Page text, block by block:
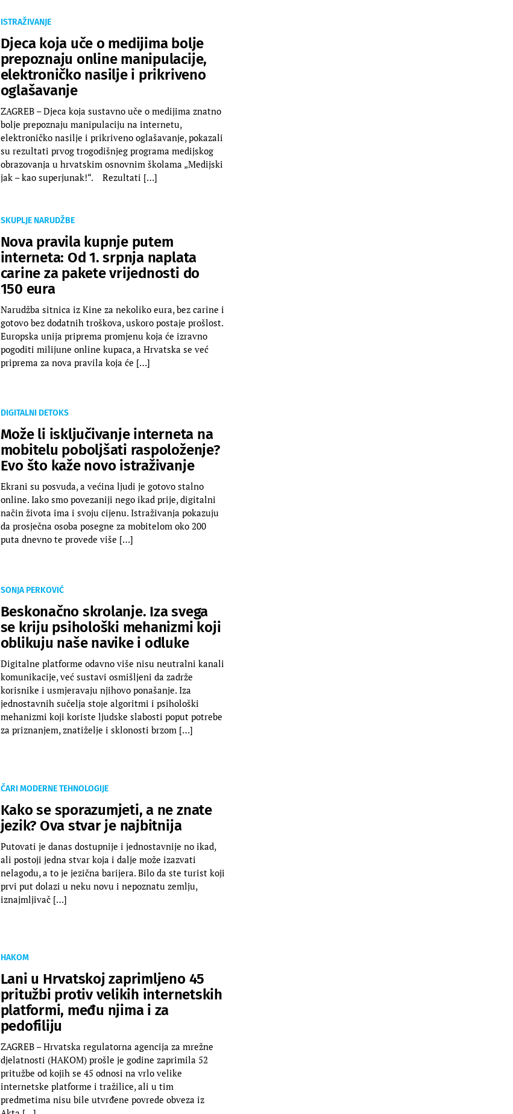
ISTRAŽIVANJE
Djeca koja uče o medijima bolje
prepoznaju online manipulacije,
elektroničko nasilje i prikriveno
oglašavanje
ZAGREB – Djeca koja sustavno uče o medijima znatno
bolje prepoznaju manipulaciju na internetu,
elektroničko nasilje i prikriveno oglašavanje, pokazali
su rezultati prvog trogodišnjeg programa medijskog
obrazovanja u hrvatskim osnovnim školama „Medijski
jak – kao superjunak!“. Rezultati […]
SKUPLJE NARUDŽBE
Nova pravila kupnje putem
interneta: Od 1. srpnja naplata
carine za pakete vrijednosti do
150 eura
Narudžba sitnica iz Kine za nekoliko eura, bez carine i
gotovo bez dodatnih troškova, uskoro postaje prošlost.
Europska unija priprema promjenu koja će izravno
pogoditi milijune online kupaca, a Hrvatska se već
priprema za nova pravila koja će […]
DIGITALNI DETOKS
Može li isključivanje interneta na
mobitelu poboljšati raspoloženje?
Evo što kaže novo istraživanje
Ekrani su posvuda, a većina ljudi je gotovo stalno
online. Iako smo povezaniji nego ikad prije, digitalni
način života ima i svoju cijenu. Istraživanja pokazuju
da prosječna osoba posegne za mobitelom oko 200
puta dnevno te provede više […]
SONJA PERKOVIĆ
Beskonačno skrolanje. Iza svega
se kriju psihološki mehanizmi koji
oblikuju naše navike i odluke
Digitalne platforme odavno više nisu neutralni kanali
komunikacije, već sustavi osmišljeni da zadrže
korisnike i usmjeravaju njihovo ponašanje. Iza
jednostavnih sučelja stoje algoritmi i psihološki
mehanizmi koji koriste ljudske slabosti poput potrebe
za priznanjem, znatiželje i sklonosti brzom […]
ČARI MODERNE TEHNOLOGIJE
Kako se sporazumjeti, a ne znate
jezik? Ova stvar je najbitnija
Putovati je danas dostupnije i jednostavnije no ikad,
ali postoji jedna stvar koja i dalje može izazvati
nelagodu, a to je jezična barijera. Bilo da ste turist koji
prvi put dolazi u neku novu i nepoznatu zemlju,
iznajmljivač […]
HAKOM
Lani u Hrvatskoj zaprimljeno 45
pritužbi protiv velikih internetskih
platformi, među njima i za
pedofiliju
ZAGREB – Hrvatska regulatorna agencija za mrežne
djelatnosti (HAKOM) prošle je godine zaprimila 52
pritužbe od kojih se 45 odnosi na vrlo velike
internetske platforme i tražilice, ali u tim
predmetima nisu bile utvrđene povrede obveza iz